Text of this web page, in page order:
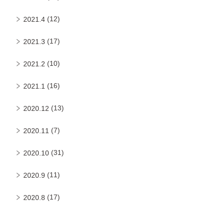
2021.4 (12)
2021.3 (17)
2021.2 (10)
2021.1 (16)
2020.12 (13)
2020.11 (7)
2020.10 (31)
2020.9 (11)
2020.8 (17)